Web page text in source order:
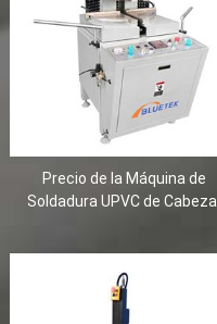
Precio de la Máquina de
Soldadura UPVC de Cabezal